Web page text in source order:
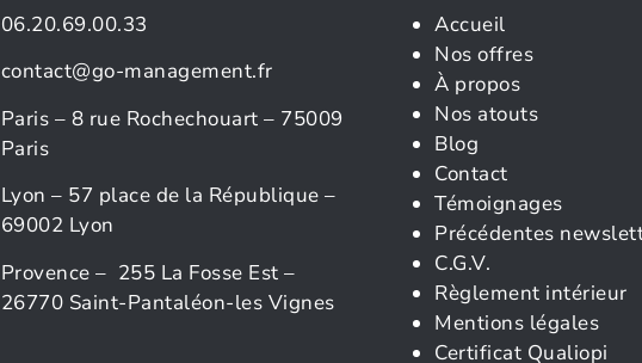
06.20.69.00.33
contact@go-management.fr
Paris – 8 rue Rochechouart – 75009
Paris
Lyon – 57 place de la République –
69002 Lyon
Provence – 255 La Fosse Est –
26770 Saint-Pantaléon-les Vignes
Accueil
Nos offres
À propos
Nos atouts
Blog
Contact
Témoignages
Précédentes
C.G.V.
Règlement intérieur
Mentions légales
Certificat Qualiopi